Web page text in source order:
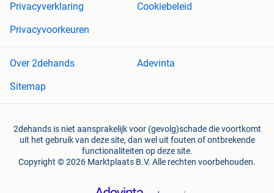
Privacyverklaring
Cookiebeleid
Privacyvoorkeuren
Over 2dehands
Adevinta
Sitemap
2dehands is niet aansprakelijk voor (gevolg)schade die voortkomt
uit het gebruik van deze site, dan wel uit fouten of ontbrekende
functionaliteiten op deze site.
Copyright © 2026 Marktplaats B.V. Alle rechten voorbehouden.